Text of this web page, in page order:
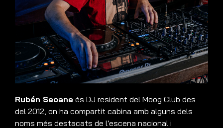
Rubén Seoane és DJ resident del Moog Club des
del 2012, on ha compartit cabina amb alguns dels
noms més destacats de l’escena nacional i